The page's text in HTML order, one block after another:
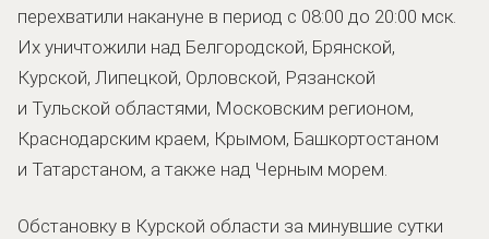
перехватили накануне в период с 08:00 до 20:00 мск.
Их уничтожили над Белгородской, Брянской,
Курской, Липецкой, Орловской, Рязанской
и Тульской областями, Московским регионом,
Краснодарским краем, Крымом, Башкортостаном
и Татарстаном, а также над Черным морем.
Обстановку в Курской области за минувшие сутки